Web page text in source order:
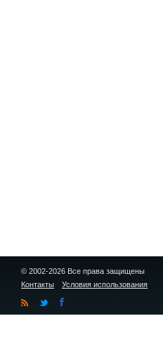
© 2002-2026 Все права защищены
Контакты
Условия использования